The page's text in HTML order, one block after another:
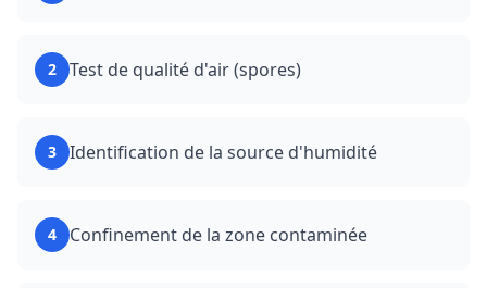
2 Test de qualité d'air (spores)
3 Identification de la source d'humidité
4 Confinement de la zone contaminée